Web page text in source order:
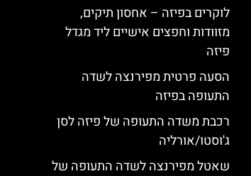
לוקרים בפיזה – אחסון תיקים,
מזוודות וחפצים אישיים ליד מגדל
פיזה
הסעה פרטית מפירנצה לשדה
התעופה בפיזה
רכבת משדה התעופה של פיזה לסן
ג'וסטו/אורליה
שאטל מפירנצה לשדה התעופה של